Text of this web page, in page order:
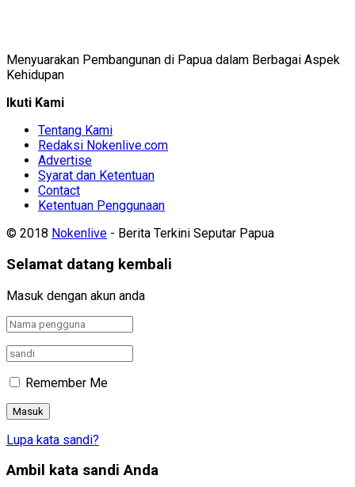
Menyuarakan Pembangunan di Papua dalam Berbagai Aspek
Kehidupan
Ikuti Kami
Tentang Kami
Redaksi Nokenlive.com
Advertise
Syarat dan Ketentuan
Contact
Ketentuan Penggunaan
© 2018 Nokenlive - Berita Terkini Seputar Papua
Selamat datang kembali
Masuk dengan akun anda
Remember Me
Lupa kata sandi?
Ambil kata sandi Anda